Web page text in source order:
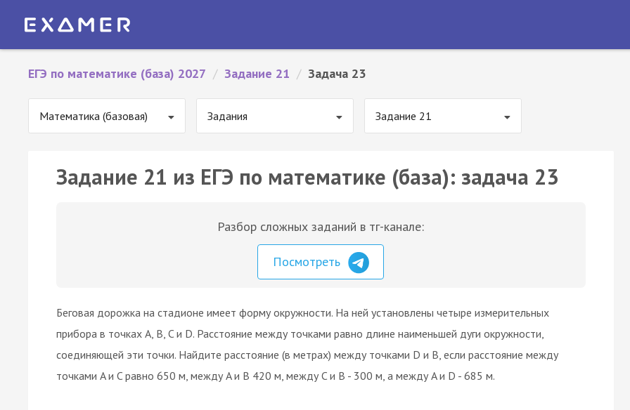
ЕГЭ по математике (база) 2027 / Задание 21 / Задача 23
Математика (базовая) Задания Задание 21
Задание 21 из ЕГЭ по математике (база): задача 23
Разбор сложных заданий в тг-канале:
Посмотреть
Беговая дорожка на стадионе имеет форму окружности. На ней установлены четыре измерительных
прибора в точках A, B, C и D. Расстояние между точками равно длине наименьшей дуги окружности,
соединяющей эти точки. Найдите расстояние (в метрах) между точками D и B, если расстояние между
точками A и C равно 650 м, между A и B 420 м, между C и B - 300 м, а между A и D - 685 м.